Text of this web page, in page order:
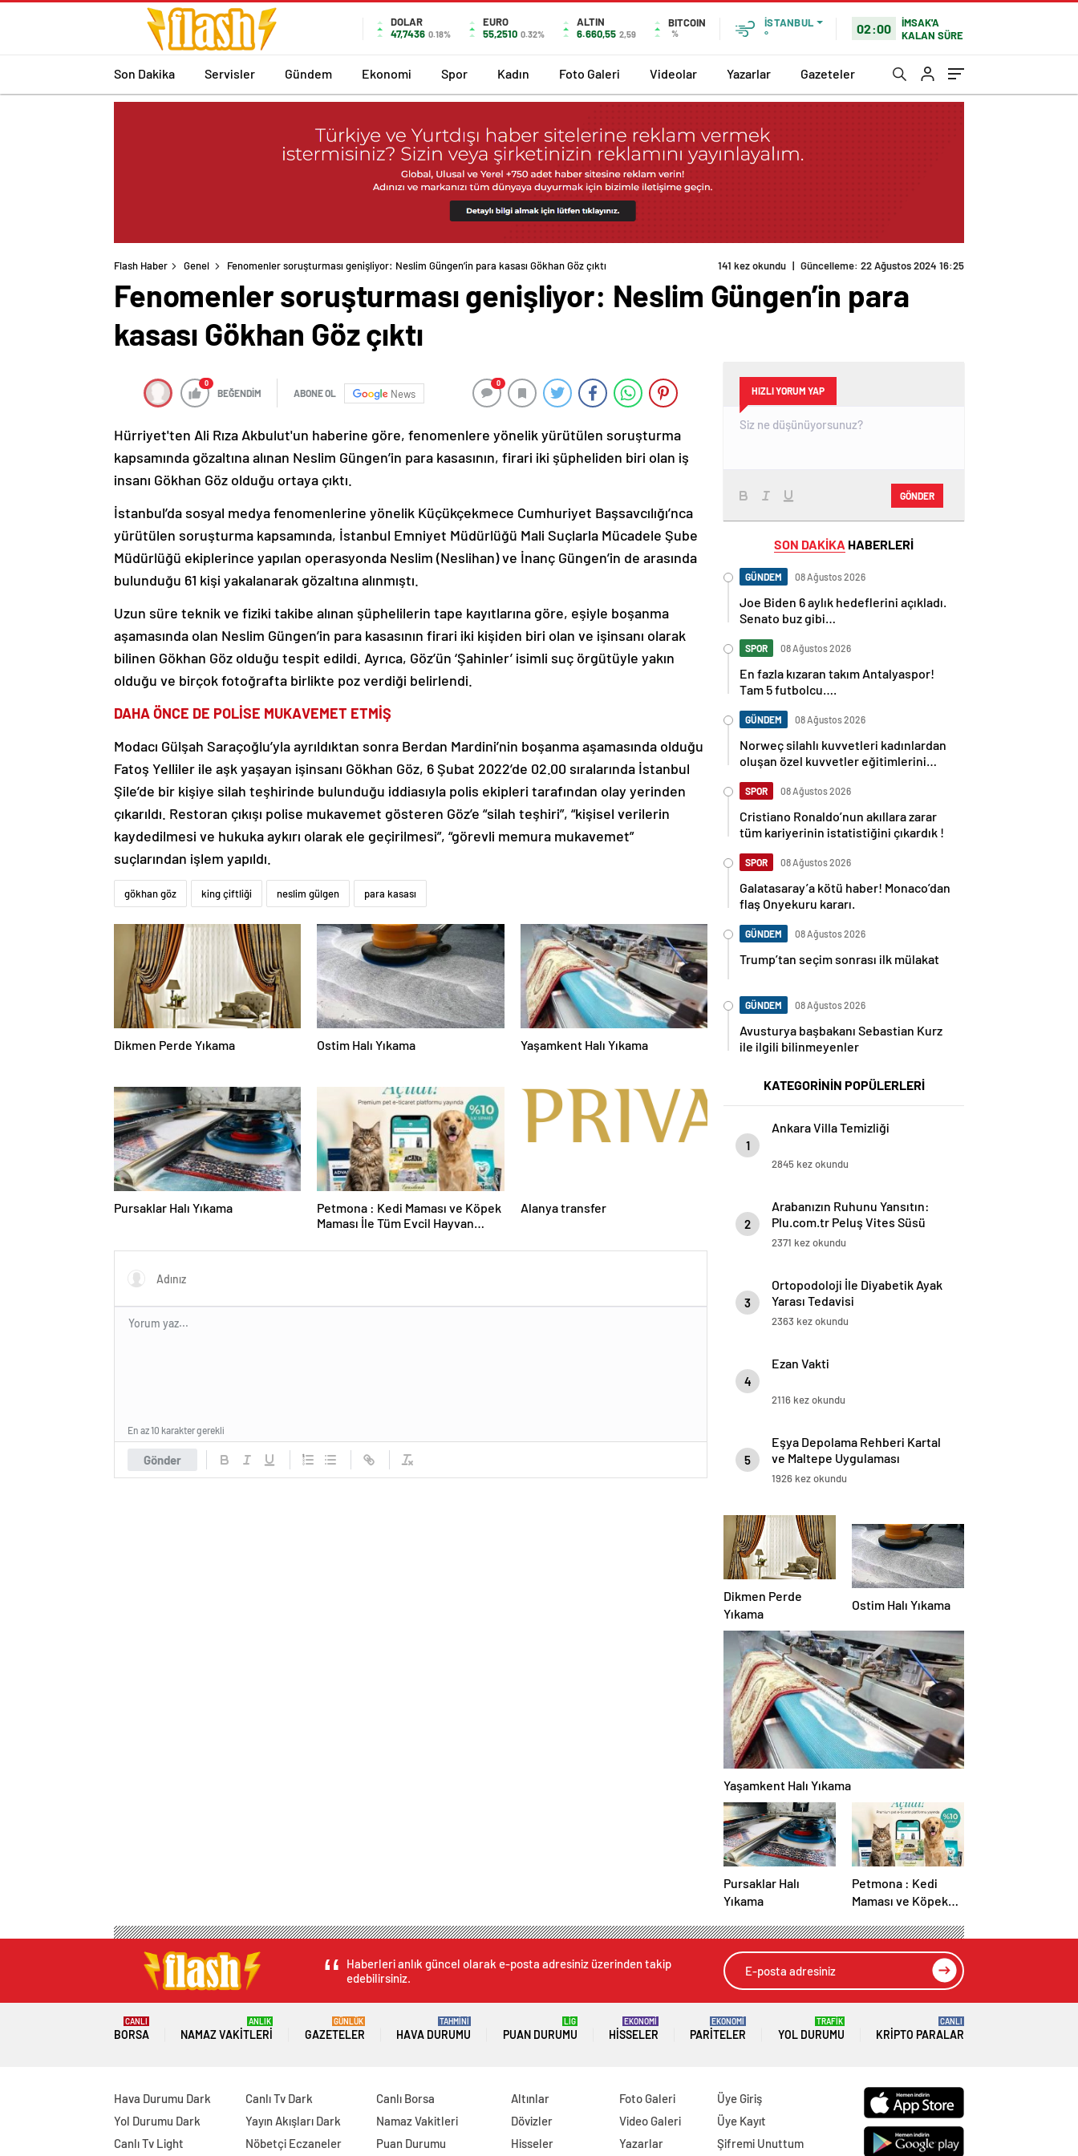
DOLAR
47,7436 0.18%
EURO
55,2510 0.32%
ALTIN
6.660,55 2,59
BITCOIN
%
İSTANBUL
°
02:00
İMSAK'A
KALAN SÜRE
Son Dakika Servisler Gündem Ekonomi Spor Kadın Foto Galeri Videolar Yazarlar Gazeteler
Flash Haber Genel Fenomenler soruşturması genişliyor: Neslim Güngen’in para kasası Gökhan Göz çıktı 141 kez okundu | Güncelleme: 22 Ağustos 2024 16:25
Fenomenler soruşturması genişliyor: Neslim Güngen’in para
kasası Gökhan Göz çıktı
0
BEĞENDİM ABONE OL News
0
Hürriyet'ten Ali Rıza Akbulut'un haberine göre, fenomenlere yönelik yürütülen soruşturma
kapsamında gözaltına alınan Neslim Güngen’in para kasasının, firari iki şüpheliden biri olan iş
insanı Gökhan Göz olduğu ortaya çıktı.
İstanbul’da sosyal medya fenomenlerine yönelik Küçükçekmece Cumhuriyet Başsavcılığı’nca
yürütülen soruşturma kapsamında, İstanbul Emniyet Müdürlüğü Mali Suçlarla Mücadele Şube
Müdürlüğü ekiplerince yapılan operasyonda Neslim (Neslihan) ve İnanç Güngen’in de arasında
bulunduğu 61 kişi yakalanarak gözaltına alınmıştı.
Uzun süre teknik ve fiziki takibe alınan şüphelilerin tape kayıtlarına göre, eşiyle boşanma
aşamasında olan Neslim Güngen’in para kasasının firari iki kişiden biri olan ve işinsanı olarak
bilinen Gökhan Göz olduğu tespit edildi. Ayrıca, Göz’ün ‘Şahinler’ isimli suç örgütüyle yakın
olduğu ve birçok fotoğrafta birlikte poz verdiği belirlendi.
DAHA ÖNCE DE POLİSE MUKAVEMET ETMİŞ
Modacı Gülşah Saraçoğlu’yla ayrıldıktan sonra Berdan Mardini’nin boşanma aşamasında olduğu
Fatoş Yelliler ile aşk yaşayan işinsanı Gökhan Göz, 6 Şubat 2022’de 02.00 sıralarında İstanbul
Şile’de bir kişiye silah teşhirinde bulunduğu iddiasıyla polis ekipleri tarafından olay yerinden
çıkarıldı. Restoran çıkışı polise mukavemet gösteren Göz’e “silah teşhiri”, “kişisel verilerin
kaydedilmesi ve hukuka aykırı olarak ele geçirilmesi”, “görevli memura mukavemet”
suçlarından işlem yapıldı.
gökhan göz king çiftliği neslim gülgen para kasası
Dikmen Perde Yıkama Ostim Halı Yıkama Yaşamkent Halı Yıkama
Pursaklar Halı Yıkama
Petmona : Kedi Maması ve Köpek
Maması İle Tüm Evcil Hayvan
Alanya transfer
Gönder
En az 10 karakter gerekli
HIZLI YORUM YAP
GÖNDER
SON DAKİKA HABERLERİ
GÜNDEM 08 Ağustos 2026
Joe Biden 6 aylık hedeflerini açıkladı.
Senato buz gibi…
SPOR 08 Ağustos 2026
En fazla kızaran takım Antalyaspor!
Tam 5 futbolcu….
GÜNDEM 08 Ağustos 2026
Norweç silahlı kuvvetleri kadınlardan
oluşan özel kuvvetler eğitimlerini
SPOR 08 Ağustos 2026
Cristiano Ronaldo’nun akıllara zarar
tüm kariyerinin istatistiğini çıkardık !
SPOR 08 Ağustos 2026
Galatasaray’a kötü haber! Monaco’dan
flaş Onyekuru kararı.
GÜNDEM 08 Ağustos 2026
Trump’tan seçim sonrası ilk mülakat
GÜNDEM 08 Ağustos 2026
Avusturya başbakanı Sebastian Kurz
ile ilgili bilinmeyenler
KATEGORİNİN POPÜLERLERİ
1
Ankara Villa Temizliği
2845 kez okundu
2
Arabanızın Ruhunu Yansıtın:
Plu.com.tr Peluş Vites Süsü
Modelleri
2371 kez okundu
3
Ortopodoloji İle Diyabetik Ayak
Yarası Tedavisi
2363 kez okundu
4
Ezan Vakti
2116 kez okundu
5
Eşya Depolama Rehberi Kartal
ve Maltepe Uygulaması
1926 kez okundu
Dikmen Perde
Yıkama
Ostim Halı Yıkama
Yaşamkent Halı Yıkama
Pursaklar Halı
Yıkama
Petmona : Kedi
Maması ve Köpek
Evcil Hayvan
Ürünleri
Haberleri anlık güncel olarak e-posta adresiniz üzerinden takip
edebilirsiniz.
BORSA
CANLI
NAMAZ VAKITLERI
ANLIK
GAZETELER
GÜNLÜK
HAVA DURUMU
TAHMİNİ
PUAN DURUMU
LİG
HISSELER
EKONOMİ
PARITELER
EKONOMİ
YOL DURUMU
TRAFİK
KRIPTO PARALAR
CANLI
Hava Durumu Dark
Yol Durumu Dark
Canlı Tv Light
Canlı Tv Dark
Yayın Akışları Dark
Nöbetçi Eczaneler
Canlı Borsa
Namaz Vakitleri
Puan Durumu
Altınlar
Dövizler
Hisseler
Foto Galeri
Video Galeri
Yazarlar
Üye Giriş
Üye Kayıt
Şifremi Unuttum